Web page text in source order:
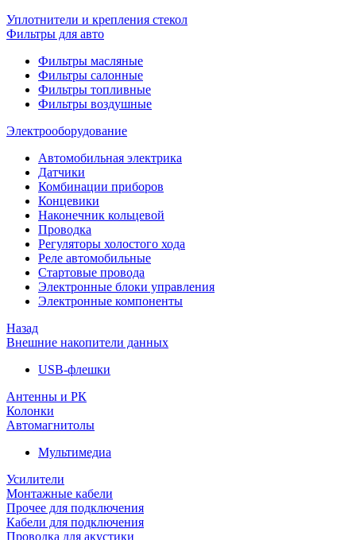
Уплотнители и крепления стекол
Фильтры для авто
Фильтры масляные
Фильтры салонные
Фильтры топливные
Фильтры воздушные
Электрооборудование
Автомобильная электрика
Датчики
Комбинации приборов
Концевики
Наконечник кольцевой
Проводка
Регуляторы холостого хода
Реле автомобильные
Стартовые провода
Электронные блоки управления
Электронные компоненты
Назад
Внешние накопители данных
USB-флешки
Антенны и РК
Колонки
Автомагнитолы
Мультимедиа
Усилители
Монтажные кабели
Прочее для подключения
Кабели для подключения
Проводка для акустики